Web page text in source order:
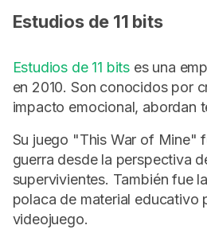
Estudios de 11 bits
Estudios de 11 bits es una
en 2010. Son conocidos por
impacto emocional, abordan
Su juego "This War of Mine"
guerra desde la perspectiva
supervivientes. También fue
polaca de material educativo
videojuego.